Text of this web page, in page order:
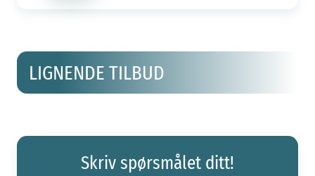
LIGNENDE TILBUD
Skriv spørsmålet ditt!